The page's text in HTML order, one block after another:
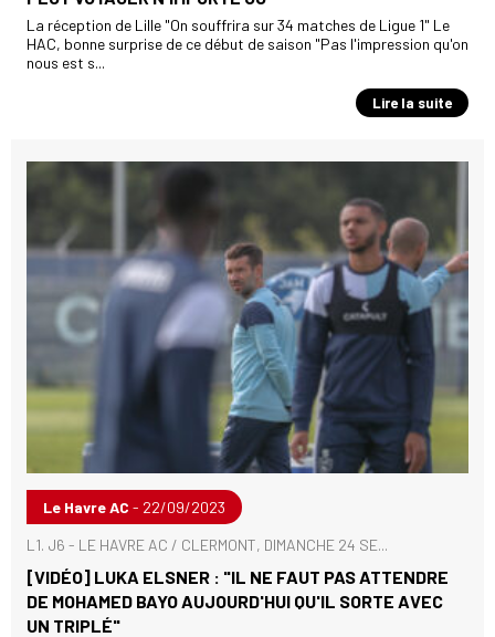
La réception de Lille "On souffrira sur 34 matches de Ligue 1" Le
HAC, bonne surprise de ce début de saison "Pas l'impression qu'on
nous est s...
Lire la suite
Le Havre AC - 22/09/2023
L1. J6 - LE HAVRE AC / CLERMONT, DIMANCHE 24 SE...
[VIDÉO] LUKA ELSNER : "IL NE FAUT PAS ATTENDRE
DE MOHAMED BAYO AUJOURD'HUI QU'IL SORTE AVEC
UN TRIPLÉ"